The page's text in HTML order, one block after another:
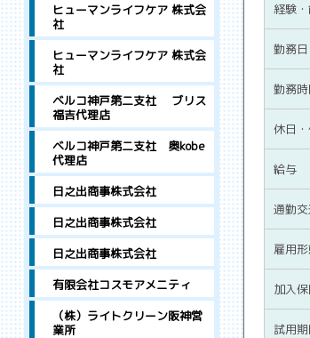
経験
勤務日
勤務
休日
給与
通勤
雇用
加入
試用
ヒューマンライフケア 株式会
社
ヒューマンライフケア 株式会
社
ベルコ神戸第二支社 ブリス
福吉代理店
ベルコ神戸第二支社 奥kobe
代理店
日之出商事株式会社
日之出商事株式会社
日之出商事株式会社
有限会社コスモアメニティ
（株）ライトクリーン阪神営
業所